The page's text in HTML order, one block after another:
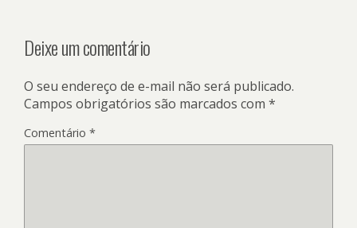
Deixe um comentário
O seu endereço de e-mail não será publicado.
Campos obrigatórios são marcados com *
Comentário *